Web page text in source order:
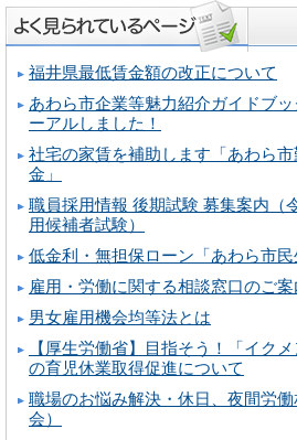
福井県最低賃金額の改正について
あわら市企業等魅力紹介ガイドブ
ーアルしました！
社宅の家賃を補助します「あわら
金」
職員採用情報 後期試験 募集案内（
用候補者試験）
低金利・無担保ローン「あわら市
雇用・労働に関する相談窓口のご案
男女雇用機会均等法とは
【厚生労働省】目指そう！「イク
の育児休業取得促進について
職場のお悩み解決・休日、夜間労
会）